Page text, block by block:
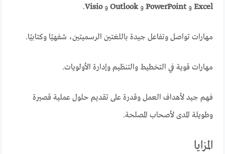
Excel وPowerPoint وOutlook وVisio
.
مهارات تواصل وتفاعل جيدة باللغتين الرسميتين، شفهيًا وكتابيًا.
مهارات قوية في التخطيط والتنظيم وإدارة الأولويات.
فهم جيد لأهداف العمل وقدرة على تقديم حلول عملية قصيرة
وطويلة المدى لأصحاب المصلحة.
المزايا